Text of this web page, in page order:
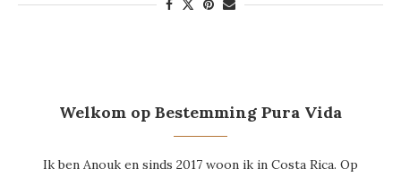
Welkom op Bestemming Pura Vida
Ik ben Anouk en sinds 2017 woon ik in Costa Rica. Op